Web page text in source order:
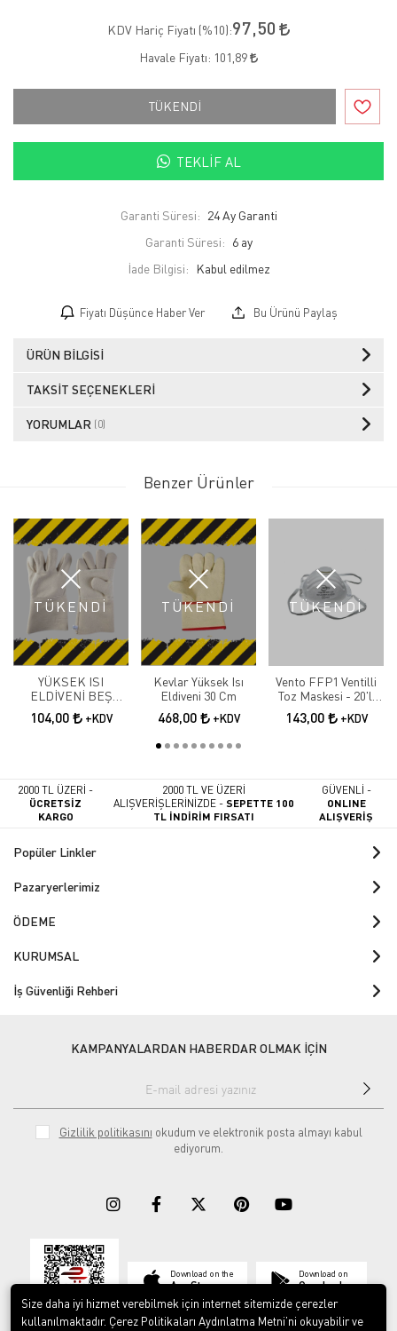
KDV Hariç Fiyatı (%10):97,50
Havale Fiyatı: 101,89
TÜKENDİ
TEKLIF AL
Garanti Süresi: 24 Ay Garanti
Garanti Süresi: 6 ay
İade Bilgisi:
Fiyatı Düşünce Haber Ver Bu Ürünü Paylaş
ÜRÜN BILGISI
TAKSIT SEÇENEKLERI
YORUMLAR (0)
Benzer Ürünler
TÜKENDİ
YÜKSEK ISI
ELDİVENİ BEŞ
PARMAK P-121
104,00 +KDV
TÜKENDİ
Kevlar Yüksek Isı
Eldiveni 30 Cm
468,00 +KDV
TÜKENDİ
Vento FFP1 Ventilli
Toz Maskesi - 20'li
Kutu
143,00 +KDV
2000 TL ÜZERİ -
ÜCRETSİZ
KARGO
2000 TL VE ÜZERİ
ALIŞVERİŞLERİNİZDE -SEPETTE 100
TL İNDİRİM FIRSATI
GÜVENLİ -
ONLINE
ALIŞVERİŞ
Popüler Linkler
Pazaryerlerimiz
ÖDEME
KURUMSAL
İş Güvenliği Rehberi
KAMPANYALARDAN HABERDAR OLMAK İÇİN
Gizlilik politikasını okudum ve elektronik posta almayı kabul
ediyorum.
Download on the
App Store
Download on
Google play
Size daha iyi hizmet verebilmek için internet sitemizde çerezler
kullanılmaktadır. Çerez Politikaları Aydınlatma Metni’ni okuyabilir ve